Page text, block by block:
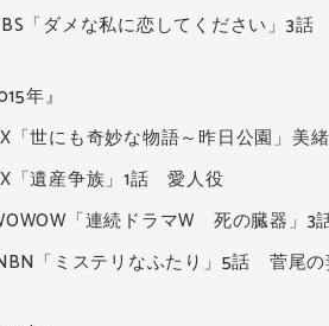
「ダメな私に恋してください」3
年』
「世にも奇妙な物語～昨日公園」美
「遺産争族」1話 愛人役
「連続ドラマW 死の臓器」
「ミステリなふたり」5話 菅尾